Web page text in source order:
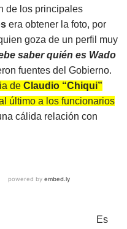
de los principales
era obtener la foto, por
goza de un perfil muy
saber quién es Wado
fuentes del Gobierno.
de Claudio “Chiqui”
último a los funcionarios
cálida relación con
Es